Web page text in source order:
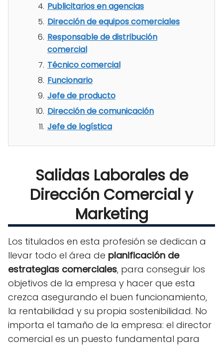
Publicitarios en agencias
Dirección de equipos comerciales
Responsable de distribución
comercial
Técnico comercial
Funcionario
Jefe de producto
Dirección de comunicación
Jefe de logística
Salidas Laborales de
Dirección Comercial y
Marketing
Los titulados en esta profesión se dedican a
llevar todo el área de planificación de
estrategias comerciales, para conseguir los
objetivos de la empresa y hacer que esta
crezca asegurando el buen funcionamiento,
la rentabilidad y su propia sostenibilidad. No
importa el tamaño de la empresa: el director
comercial es un puesto fundamental para